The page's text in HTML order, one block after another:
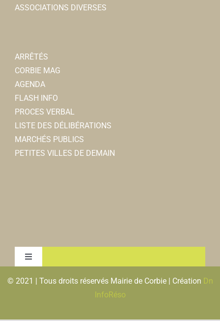
ASSOCIATIONS DIVERSES
ARRÊTÉS
CORBIE MAG
AGENDA
FLASH INFO
PROCES VERBAL
LISTE DES DÉLIBÉRATIONS
MARCHÉS PUBLICS
PETITES VILLES DE DEMAIN
Toggle
MENTIONS LEGALES & RGPD
© 2021 | Tous droits réservés Mairie de Corbie | Création Dn
InfoRéso